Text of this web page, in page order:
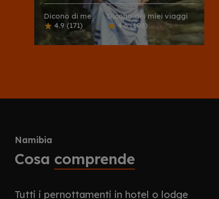
Dicono di me
4.9 (171)
Dicono dei miei viaggi
4.6(108)
Namibia
Cosa comprende
Tutti i pernottamenti in hotel o lodge